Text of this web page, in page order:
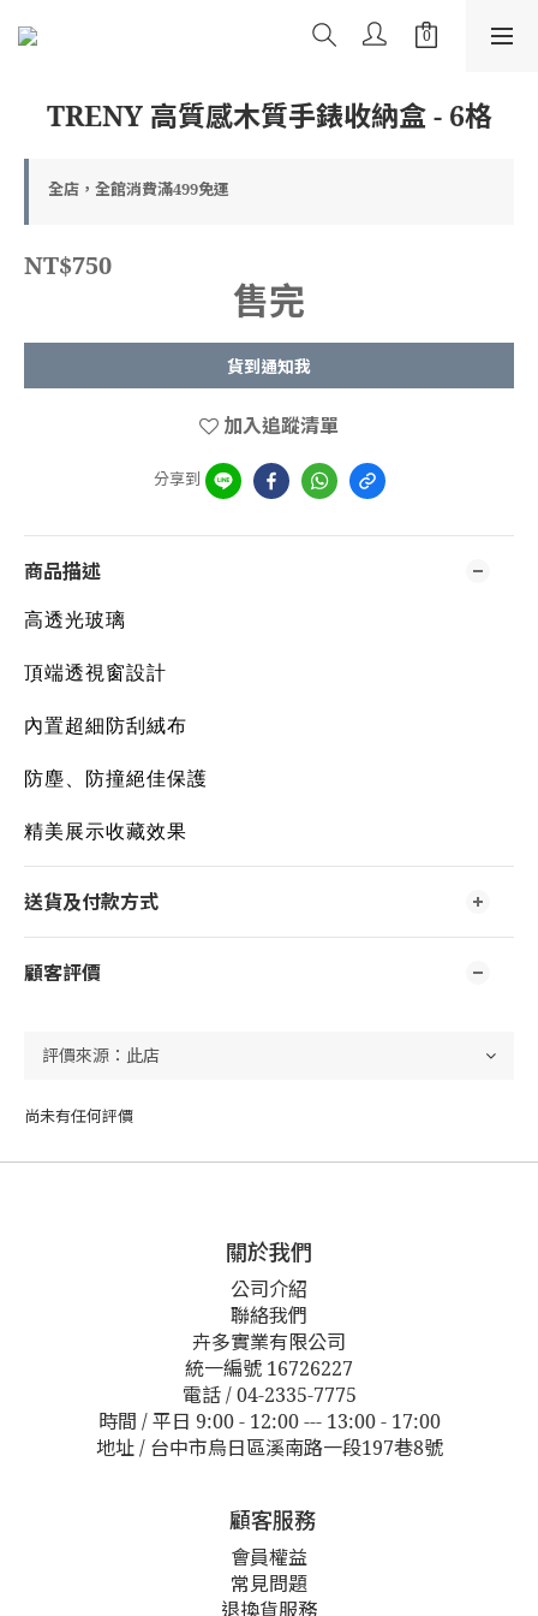
TRENY 高質感木質手錶收納盒 - 6格
全店，全館消費滿499免運
NT$750
售完
貨到通知我
加入追蹤清單
分享到
商品描述
高透光玻璃
頂端透視窗設計
內置超細防刮絨布
防塵、防撞絕佳保護
精美展示收藏效果
送貨及付款方式
顧客評價
尚未有任何評價
關於我們
公司介紹
聯絡我們
卉多實業有限公司
統一編號 16726227
電話 / 04-2335-7775
時間 / 平日 9:00 - 12:00 --- 13:00 - 17:00
地址 / 台中市烏日區溪南路一段197巷8號
顧客服務
會員權益
常見問題
退換貨服務